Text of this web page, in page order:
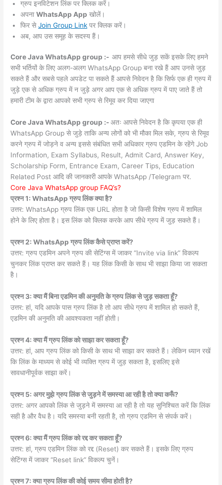
ग्रुप इनविटेशन लिंक पर क्लिक करें।
अपनाWhatsApp App खोलें।
फिर सेJoin Group Link पर क्लिक करें।
अब, आप उस समूह के सदस्य हैं।
Core Java WhatsApp group :-आप हमसे सीधे जुड़ सकें इसके लिए हमने
सभी भर्तियों के लिए अलग-अलग WhatsApp Group बना रखे हैं आप उनसे जुड़
सकते हैं और सबसे पहले अपडेट पा सकते हैं आपसे निवेदन है कि सिर्फ एक ही ग्रुप में
जुड़े एक से अधिक ग्रुप में न जुड़े अगर आप एक से अधिक ग्रुप में पाए जाते हैं तो
हमारी टीम के द्वारा आपको सभी ग्रुप से रिमूव कर दिया जाएगा
Core Java WhatsApp group :-अतः आपसे निवेदन है कि कृपया एक ही
WhatsApp Group से जुड़े ताकि अन्य लोगों को भी मौका मिल सके, ग्रुप से रिमूव
करने ग्रुप में जोड़ने व अन्य इससे संबंधित सभी अधिकार ग्रुप एडमिन के रहेंगे Job
Information, Exam Syllabus, Result, Admit Card, Answer Key,
Scholarship Form, Entrance Exam, Career Tips, Education
Related Post आदि की जानकारी आपके WhatsApp /Telegram पर.
Core Java WhatsApp group FAQ’s?
प्रश्न 1: WhatsApp ग्रुप लिंक क्या है?
उत्तर: WhatsApp ग्रुप लिंक एक URL होता है जो किसी विशेष ग्रुप में शामिल
होने के लिए होता है। इस लिंक को क्लिक करके आप सीधे ग्रुप में जुड़ सकते हैं।
प्रश्न 2: WhatsApp ग्रुप लिंक कैसे प्राप्त करें?
उत्तर: ग्रुप एडमिन अपने ग्रुप की सेटिंग्स में जाकर “Invite via link” विकल्प
चुनकर लिंक प्राप्त कर सकते हैं। यह लिंक किसी के साथ भी साझा किया जा सकता
है।
प्रश्न 3: क्या मैं बिना एडमिन की अनुमति के ग्रुप लिंक से जुड़ सकता हूँ?
उत्तर: हां, यदि आपके पास ग्रुप लिंक है तो आप सीधे ग्रुप में शामिल हो सकते हैं,
एडमिन की अनुमति की आवश्यकता नहीं होती।
प्रश्न 4: क्या मैं ग्रुप लिंक को साझा कर सकता हूँ?
उत्तर: हां, आप ग्रुप लिंक को किसी के साथ भी साझा कर सकते हैं। लेकिन ध्यान रखें
कि लिंक के माध्यम से कोई भी व्यक्ति ग्रुप में जुड़ सकता है, इसलिए इसे
सावधानीपूर्वक साझा करें।
प्रश्न 5: अगर मुझे ग्रुप लिंक से जुड़ने में समस्या आ रही है तो क्या करूँ?
उत्तर: अगर आपको लिंक से जुड़ने में समस्या आ रही है तो यह सुनिश्चित करें कि लिंक
सही है और वैध है। यदि समस्या बनी रहती है, तो ग्रुप एडमिन से संपर्क करें।
प्रश्न 6: क्या मैं ग्रुप लिंक को रद्द कर सकता हूँ?
उत्तर: हां, ग्रुप एडमिन लिंक को रद्द (Reset) कर सकते हैं। इसके लिए ग्रुप
सेटिंग्स में जाकर “Reset link” विकल्प चुनें।
प्रश्न 7: क्या ग्रुप लिंक की कोई समय सीमा होती है?